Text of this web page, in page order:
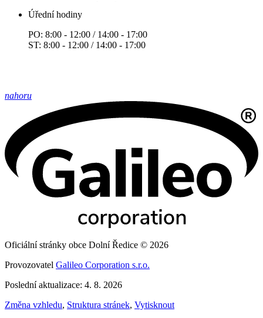
Úřední hodiny
PO: 8:00 - 12:00 / 14:00 - 17:00
ST: 8:00 - 12:00 / 14:00 - 17:00
nahoru
Oficiální stránky obce Dolní Ředice © 2026
Provozovatel Galileo Corporation s.r.o.
Poslední aktualizace: 4. 8. 2026
Změna vzhledu, Struktura stránek, Vytisknout